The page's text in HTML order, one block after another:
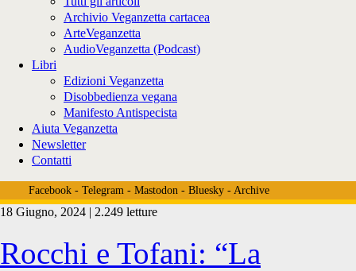
Archivio Veganzetta cartacea
ArteVeganzetta
AudioVeganzetta (Podcast)
Libri
Edizioni Veganzetta
Disobbedienza vegana
Manifesto Antispecista
Aiuta Veganzetta
Newsletter
Contatti
Facebook- Telegram- Mastodon- Bluesky- Archive
Tag:
18 Giugno, 2024 | 2.249 letture
Rocchi e Tofani: “La